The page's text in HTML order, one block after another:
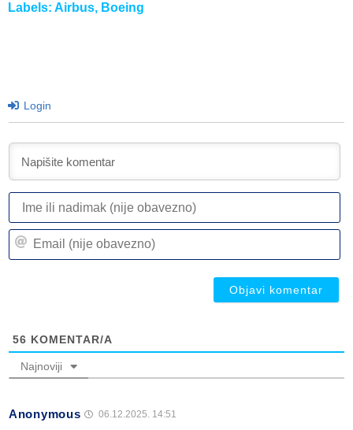
Labels: Airbus, Boeing
Login
56 KOMENTAR/A
Najnoviji
Anonymous 06.12.2025. 14:51